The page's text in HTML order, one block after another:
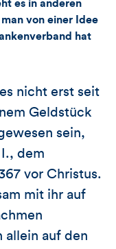
es in anderen
von einer Idee
hat
nicht erst seit
Geldstück
sein,
dem
vor Christus.
mit ihr auf
allein auf den